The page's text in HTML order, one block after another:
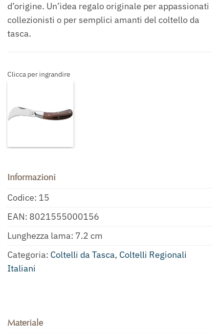
d’origine. Un’idea regalo originale per appassionati
collezionisti o per semplici amanti del coltello da
tasca.
Clicca per ingrandire
Informazioni
Codice: 15
EAN: 8021555000156
Lunghezza lama: 7.2 cm
Categoria: Coltelli da Tasca, Coltelli Regionali
Italiani
Materiale